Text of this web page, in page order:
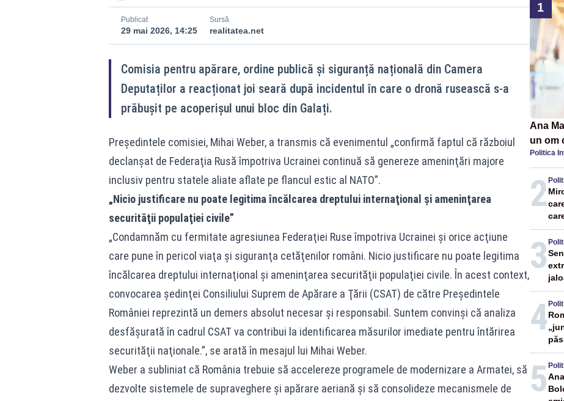
Publicat
29 mai 2026, 14:25
Sursă
realitatea.net
Comisia pentru apărare, ordine publică și siguranță națională din Camera
Deputaților a reacționat joi seară după incidentul în care o dronă rusească s-a
prăbușit pe acoperișul unui bloc din Galați.
Președintele comisiei, Mihai Weber, a transmis că evenimentul „confirmă faptul că războiul
declanşat de Federaţia Rusă împotriva Ucrainei continuă să genereze ameninţări majore
inclusiv pentru statele aliate aflate pe flancul estic al NATO”.
„Nicio justificare nu poate legitima încălcarea dreptului internaţional şi ameninţarea
securităţii populaţiei civile”
„Condamnăm cu fermitate agresiunea Federaţiei Ruse împotriva Ucrainei şi orice acţiune
care pune în pericol viaţa şi siguranţa cetăţenilor români. Nicio justificare nu poate legitima
încălcarea dreptului internaţional şi ameninţarea securităţii populaţiei civile. În acest context,
convocarea şedinţei Consiliului Suprem de Apărare a Ţării (CSAT) de către Preşedintele
României reprezintă un demers absolut necesar şi responsabil. Suntem convinşi că analiza
desfăşurată în cadrul CSAT va contribui la identificarea măsurilor imediate pentru întărirea
securităţii naţionale.”, se arată în mesajul lui Mihai Weber.
Weber a subliniat că România trebuie să accelereze programele de modernizare a Armatei, să
dezvolte sistemele de supraveghere și apărare aeriană și să consolideze mecanismele de
1
Ana
un om
Politica
2
3
4
5